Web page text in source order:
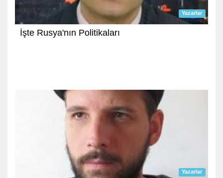
Yazarlar
İşte Rusya'nın Politikaları
Yazarlar